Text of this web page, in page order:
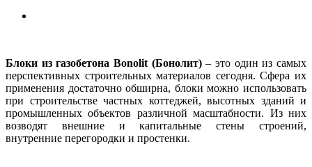
Блоки из газобетона Bonolit (Бонолит)– это один из самых
перспективных строительных материалов сегодня. Сфера их
применения достаточно обширна, блоки можно использовать
при строительстве частных коттеджей, высотных зданий и
промышленных объектов различной масштабности. Из них
возводят внешние и капитальные стены строений,
внутренние перегородки и простенки.